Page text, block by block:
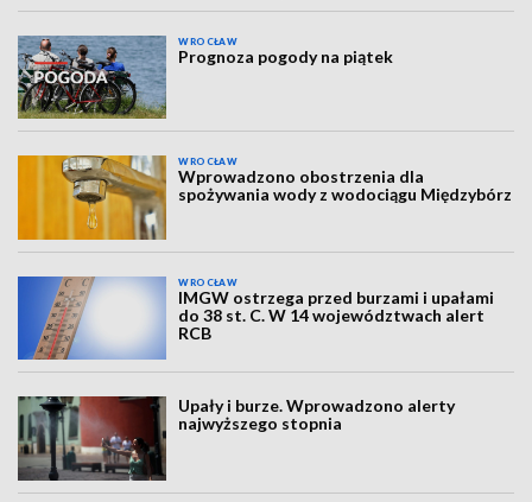
WROCŁAW
Prognoza pogody na piątek
WROCŁAW
Wprowadzono obostrzenia dla
spożywania wody z wodociągu Międzybórz
WROCŁAW
IMGW ostrzega przed burzami i upałami
do 38 st. C. W 14 województwach alert
RCB
Upały i burze. Wprowadzono alerty
najwyższego stopnia